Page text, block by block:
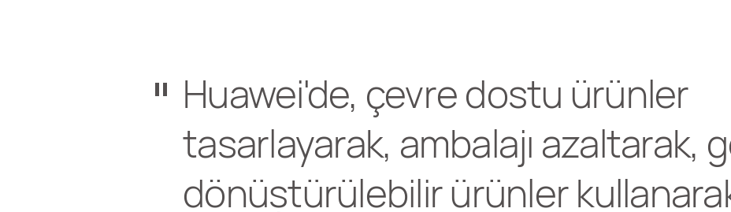
Huawei'de, çevre dostu ürünler
tasarlayarak, ambalajı azaltarak,
dönüştürülebilir ürünler